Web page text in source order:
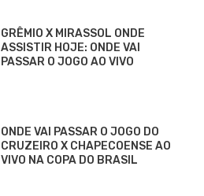
GRÊMIO X MIRASSOL ONDE
ASSISTIR HOJE: ONDE VAI
PASSAR O JOGO AO VIVO
ONDE VAI PASSAR O JOGO DO
CRUZEIRO X CHAPECOENSE AO
VIVO NA COPA DO BRASIL